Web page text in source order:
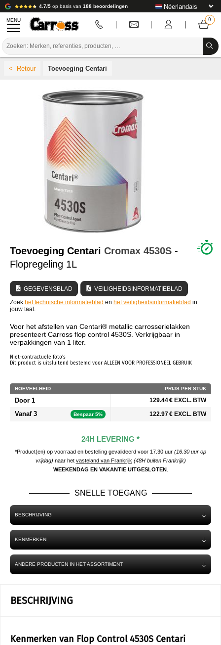
4.7/5 op basis van 188 beoordelingen
MENU
VOORBEREIDING / VERVEN / AFWERKING
VERBRUIKSARTIKELEN VOOR CARROSSERIE
GEREEDSCHAP VOOR CARROSSERIE
UITRUSTING VOOR CARROSSERIE
HANDLEIDING & ADVIES
Toevoeging Centari
Toevoeging Centari Cromax 4530S -
Flopregeling 1L
GEGEVENSBLAD
VEILIGHEIDSINFORMATIEBLAD
Zoek het technische informatieblad en het veiligheidsinformatieblad in
jouw taal.
Voor het afstellen van Centari® metallic carrosserielakken
presenteert Carross flop control 4530S. Verkrijgbaar in
verpakkingen van 1 liter.
Niet-contractuele foto's
Dit product is uitsluitend bestemd voor ALLEEN VOOR PROFESSIONEEL GEBRUIK
HOEVEELHEID PRIJS PER STUK
Door 1 129.44 € EXCL. BTW
Vanaf 3 Bespaar 5% 122.97 € EXCL. BTW
24H LEVERING *
*Product(en) op voorraad en bestelling gevalideerd voor 17.30 uur (16.30 uur op
vrijdag) naar het vasteland van Frankrijk (48H buiten Frankrijk)
WEEKENDAG EN VAKANTIE UITGESLOTEN.
SNELLE TOEGANG
BESCHRIJVING
KENMERKEN
ANDERE PRODUCTEN IN HET ASSORTIMENT
BESCHRIJVING
Kenmerken van Flop Control 4530S Centari